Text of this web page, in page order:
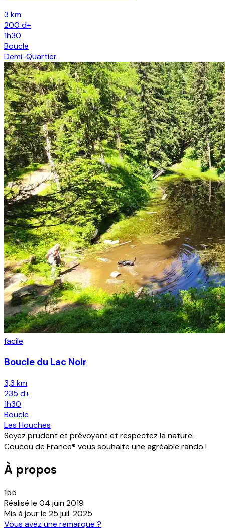
3 km
200 d+
1h30
Boucle
Demi-Quartier
facile
Boucle du Lac Noir
3,3 km
235 d+
1h30
Boucle
Les Houches
Soyez prudent et prévoyant et respectez la nature.
Coucou de France® vous souhaite une agréable rando !
À propos
155
Réalisé le 04 juin 2019
Mis à jour le 25 juil. 2025
Vous avez une remarque ?